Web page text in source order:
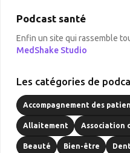
Podcast santé
Enfin un site qui rassemble
MedShake Studio
Les catégories de
Accompagnement des
Allaitement Association
Beauté Bien-être